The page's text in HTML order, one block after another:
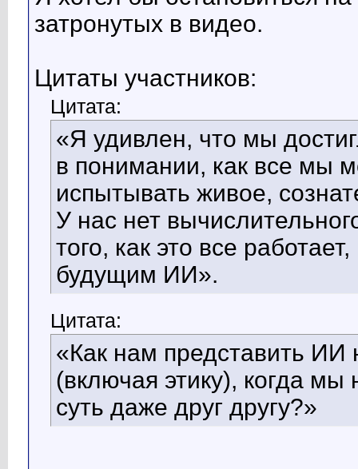
затронутых в видео.
Цитаты участников:
Цитата:
«Я удивлен, что мы
в понимании, как все мы
испытывать живое,
У нас нет
того, как это все
будущим ИИ».
Цитата:
«Как нам представить
(включая этику), когда мы
суть даже друг другу?»